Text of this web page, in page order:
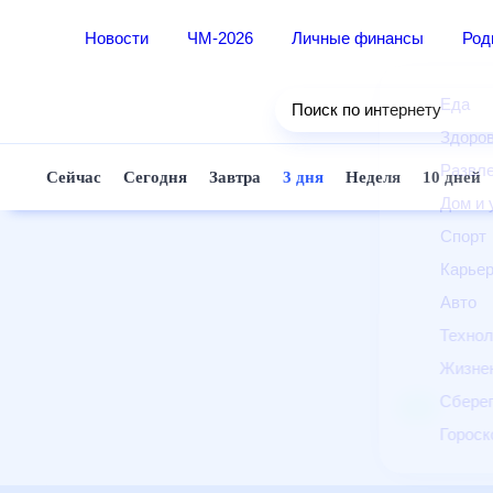
Новости ЧМ-2026 Личные финансы
Еда
Дом
Спорт
Авто
Поиск по интернету
Сейчас Сегодня Завтра 3 дня Неделя 10